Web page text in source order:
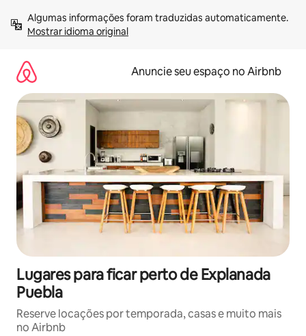
para
Mostrar idioma original
Anuncie seu espaço no Airbnb
Lugares para ficar perto de Explanada
Puebla
Reserve locações por temporada, casas e muito mais
no Airbnb